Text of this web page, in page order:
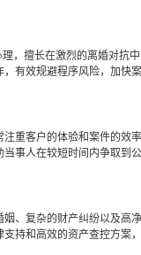
，擅长在激烈的离婚对抗中
有效规避程序风险，加快案
重客户的体验和案件的效率
事人在较短时间内争取到公
、复杂的财产纠纷以及高净
持和高效的资产查控方案